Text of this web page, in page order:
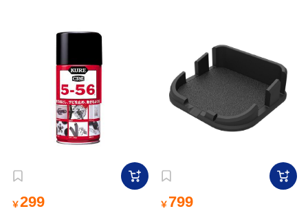
￥299 ￥ 799